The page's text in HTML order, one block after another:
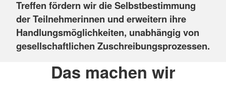
Treffen fördern wir die Selbstbestimmung
der Teilnehmerinnen und erweitern ihre
Handlungsmöglichkeiten, unabhängig von
gesellschaftlichen Zuschreibungsprozessen.
Das machen wir